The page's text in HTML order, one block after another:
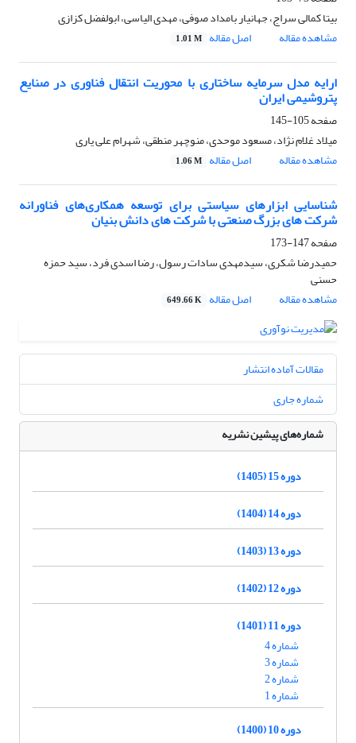
بیتا کمالی سراج، جهانیار بامداد صوفی، مهدی الیاسی، ابولفضل کزازی
مشاهده مقاله
اصل مقاله 1.01 M
ارایه مدل سرمایه ساختاری با محوریت انتقال فناوری در صنایع
پتروشیمی ایران
صفحه105-145
میلاد غلام نژاد، مسعود موحدی، منوچهر منطقی، شهرام علی یاری
مشاهده مقاله
اصل مقاله 1.06 M
شناسایی ابزارهای سیاستی برای توسعه همکاری‌های فناورانه
شرکت های بزرگ صنعتی با شرکت های دانش بنیان
صفحه147-173
حمیدرضا شکری، سیدمهدی سادات رسول، رضا اسدی فرد، سید حمزه
حسنی
مشاهده مقاله
اصل مقاله 649.66 K
مقالات آماده انتشار
شماره جاری
شماره‌های پیشین نشریه
دوره 15 (1405)
دوره 14 (1404)
دوره 13 (1403)
دوره 12 (1402)
دوره 11 (1401)
شماره 4
شماره 3
شماره 2
شماره 1
دوره 10 (1400)